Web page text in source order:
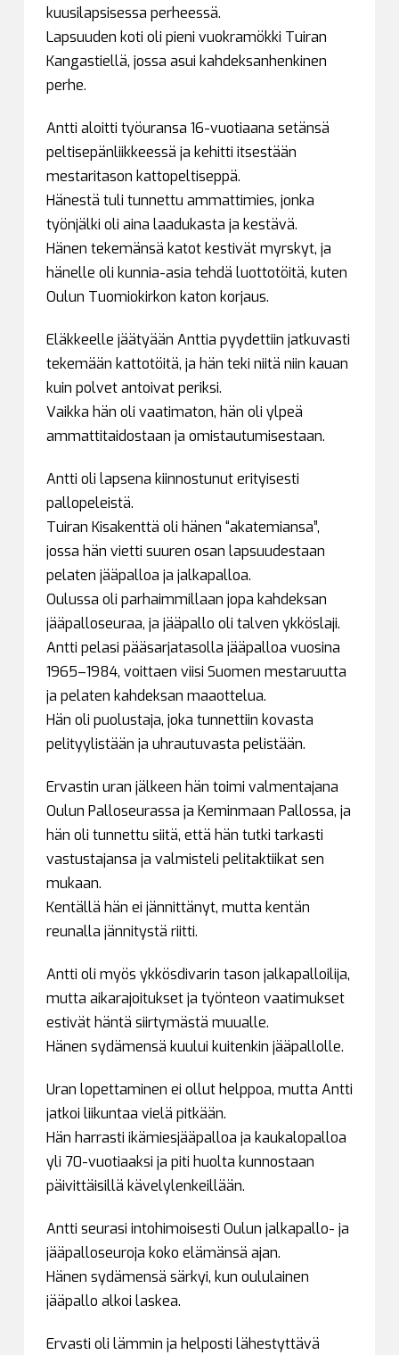
kuusilapsisessa perheessä.
Lapsuuden koti oli pieni vuokramökki Tuiran
Kangastiellä, jossa asui kahdeksanhenkinen
perhe.
Antti aloitti työuransa 16-vuotiaana setänsä
peltisepänliikkeessä ja kehitti itsestään
mestaritason kattopeltiseppä.
Hänestä tuli tunnettu ammattimies, jonka
työnjälki oli aina laadukasta ja kestävä.
Hänen tekemänsä katot kestivät myrskyt, ja
hänelle oli kunnia-asia tehdä luottotöitä, kuten
Oulun Tuomiokirkon katon korjaus.
Eläkkeelle jäätyään Anttia pyydettiin jatkuvasti
tekemään kattotöitä, ja hän teki niitä niin kauan
kuin polvet antoivat periksi.
Vaikka hän oli vaatimaton, hän oli ylpeä
ammattitaidostaan ja omistautumisestaan.
Antti oli lapsena kiinnostunut erityisesti
pallopeleistä.
Tuiran Kisakenttä oli hänen “akatemiansa”,
jossa hän vietti suuren osan lapsuudestaan
pelaten jääpalloa ja jalkapalloa.
Oulussa oli parhaimmillaan jopa kahdeksan
jääpalloseuraa, ja jääpallo oli talven ykköslaji.
Antti pelasi pääsarjatasolla jääpalloa vuosina
1965–1984, voittaen viisi Suomen mestaruutta
ja pelaten kahdeksan maaottelua.
Hän oli puolustaja, joka tunnettiin kovasta
pelityylistään ja uhrautuvasta pelistään.
Ervastin uran jälkeen hän toimi valmentajana
Oulun Palloseurassa ja Keminmaan Pallossa, ja
hän oli tunnettu siitä, että hän tutki tarkasti
vastustajansa ja valmisteli pelitaktiikat sen
mukaan.
Kentällä hän ei jännittänyt, mutta kentän
reunalla jännitystä riitti.
Antti oli myös ykkösdivarin tason jalkapalloilija,
mutta aikarajoitukset ja työnteon vaatimukset
estivät häntä siirtymästä muualle.
Hänen sydämensä kuului kuitenkin jääpallolle.
Uran lopettaminen ei ollut helppoa, mutta Antti
jatkoi liikuntaa vielä pitkään.
Hän harrasti ikämiesjääpalloa ja kaukalopalloa
yli 70-vuotiaaksi ja piti huolta kunnostaan
päivittäisillä kävelylenkeillään.
Antti seurasi intohimoisesti Oulun jalkapallo- ja
jääpalloseuroja koko elämänsä ajan.
Hänen sydämensä särkyi, kun oululainen
jääpallo alkoi laskea.
Ervasti oli lämmin ja helposti lähestyttävä